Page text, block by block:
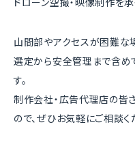
山間部やアクセスが困難な
選定から安全管理まで含め
す。
制作会社・広告代理店の皆
ので、ぜひお気軽にご相談く